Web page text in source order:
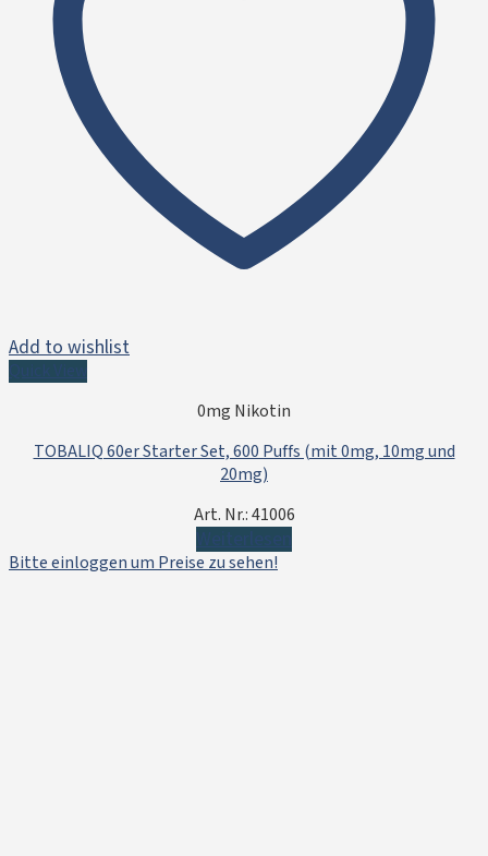
Add to wishlist
0mg Nikotin
TOBALIQ 60er Starter Set, 600 Puffs (mit 0mg, 10mg und
20mg)
Art. Nr.: 41006
Bitte einloggen um Preise zu sehen!